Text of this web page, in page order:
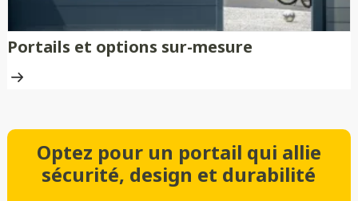
Portails et options sur-mesure
Optez pour un portail qui allie
sécurité, design et durabilité